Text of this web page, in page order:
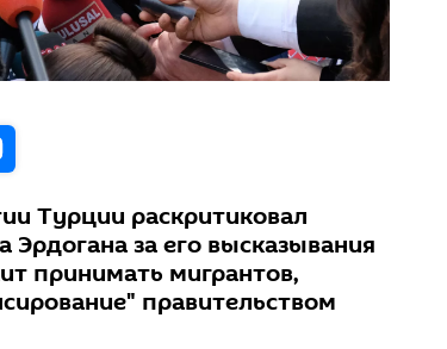
Турции раскритиковал
за его высказывания
принимать мигрантов,
правительством